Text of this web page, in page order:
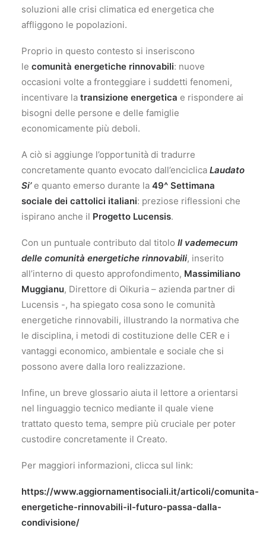
soluzioni alle crisi climatica ed energetica che
affliggono le popolazioni.
Proprio in questo contesto si inseriscono
le comunità energetiche rinnovabili: nuove
occasioni volte a fronteggiare i suddetti fenomeni,
incentivare la transizione energetica e rispondere ai
bisogni delle persone e delle famiglie
economicamente più deboli.
A ciò si aggiunge l’opportunità di tradurre
concretamente quanto evocato dall’enciclica Laudato
Si’e quanto emerso durante la 49^ Settimana
sociale dei cattolici italiani: preziose riflessioni che
ispirano anche il Progetto Lucensis.
Con un puntuale contributo dal titolo Il vademecum
delle comunità energetiche rinnovabili, inserito
all’interno di questo approfondimento, Massimiliano
Muggianu, Direttore di Oikuria – azienda partner di
Lucensis -, ha spiegato cosa sono le comunità
energetiche rinnovabili, illustrando la normativa che
le disciplina, i metodi di costituzione delle CER e i
vantaggi economico, ambientale e sociale che si
possono avere dalla loro realizzazione.
Infine, un breve glossario aiuta il lettore a orientarsi
nel linguaggio tecnico mediante il quale viene
trattato questo tema, sempre più cruciale per poter
custodire concretamente il Creato.
Per maggiori informazioni, clicca sul link:
https://www.aggiornamentisociali.it/articoli/comunita-
energetiche-rinnovabili-il-futuro-passa-dalla-
condivisione/